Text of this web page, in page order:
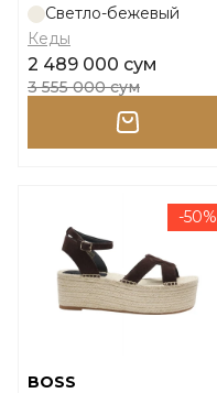
Светло-бежевый
Кеды
2 489 000 сум
3 555 000 сум
-50%
BOSS